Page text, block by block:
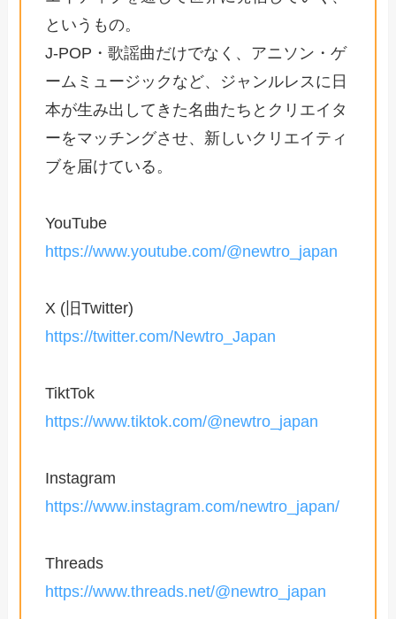
というもの。
J-POP・歌謡曲だけでなく、アニソン・ゲ
ームミュージックなど、ジャンルレスに日
本が生み出してきた名曲たちとクリエイタ
ーをマッチングさせ、新しいクリエイティ
ブを届けている。
YouTube
https://www.youtube.com/@newtro_japan
X (旧Twitter)
https://twitter.com/Newtro_Japan
TiktTok
https://www.tiktok.com/@newtro_japan
Instagram
https://www.instagram.com/newtro_japan/
Threads
https://www.threads.net/@newtro_japan